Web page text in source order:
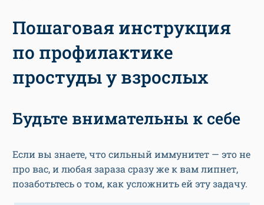
Пошаговая инструкция
по профилактике
простуды у взрослых
Будьте внимательны к себе
Если вы знаете, что сильный иммунитет — это не
про вас, и любая зараза сразу же к вам липнет,
позаботьтесь о том, как усложнить ей эту задачу.